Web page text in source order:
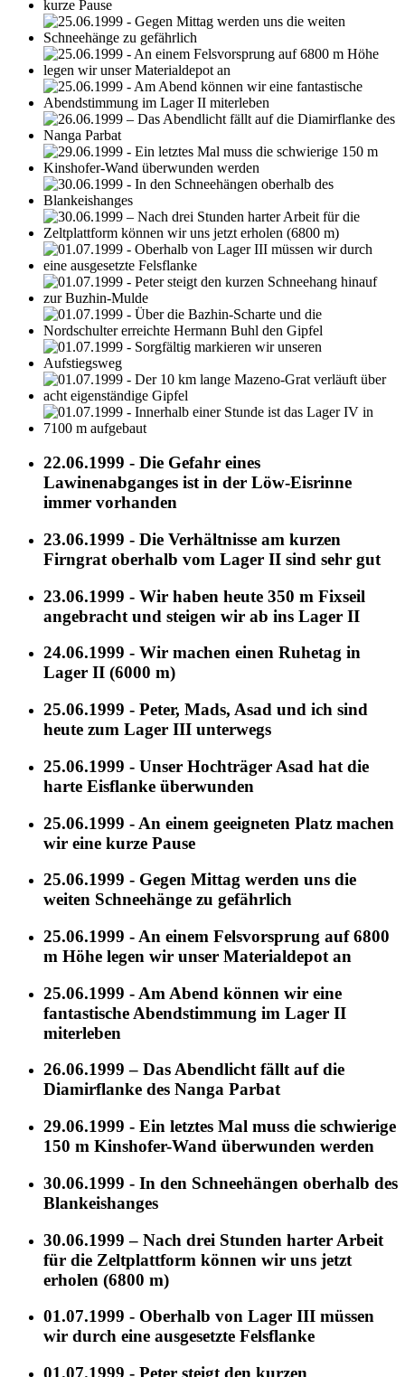
22.06.1999 - Die Gefahr eines
Lawinenabganges ist in der Löw-Eisrinne
immer vorhanden
23.06.1999 - Die Verhältnisse am kurzen
Firngrat oberhalb vom Lager II sind sehr gut
23.06.1999 - Wir haben heute 350 m Fixseil
angebracht und steigen wir ab ins Lager II
24.06.1999 - Wir machen einen Ruhetag in
Lager II (6000 m)
25.06.1999 - Peter, Mads, Asad und ich sind
heute zum Lager III unterwegs
25.06.1999 - Unser Hochträger Asad hat die
harte Eisflanke überwunden
25.06.1999 - An einem geeigneten Platz machen
wir eine kurze Pause
25.06.1999 - Gegen Mittag werden uns die
weiten Schneehänge zu gefährlich
25.06.1999 - An einem Felsvorsprung auf 6800
m Höhe legen wir unser Materialdepot an
25.06.1999 - Am Abend können wir eine
fantastische Abendstimmung im Lager II
miterleben
26.06.1999 – Das Abendlicht fällt auf die
Diamirflanke des Nanga Parbat
29.06.1999 - Ein letztes Mal muss die schwierige
150 m Kinshofer-Wand überwunden werden
30.06.1999 - In den Schneehängen oberhalb des
Blankeishanges
30.06.1999 – Nach drei Stunden harter Arbeit
für die Zeltplattform können wir uns jetzt
erholen (6800 m)
01.07.1999 - Oberhalb von Lager III müssen
wir durch eine ausgesetzte Felsflanke
01.07.1999 - Peter steigt den kurzen